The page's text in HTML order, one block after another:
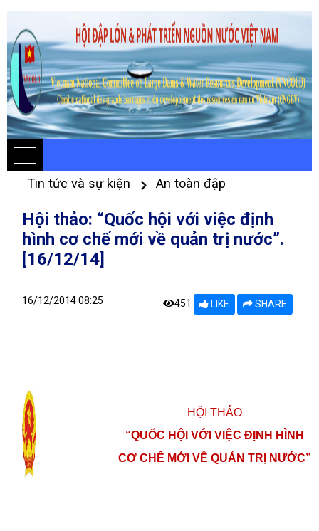
Tin tức và sự kiện An toàn đập
Hội thảo: “Quốc hội với việc định
hình cơ chế mới về quản trị nước”.
[16/12/14]
16/12/2014 08:25 451 LIKE SHARE
HỘI THẢO
“QUỐC HỘI VỚI VIỆC ĐỊNH HÌNH
CƠ CHẾ MỚI VỀ QUẢN TRỊ NƯỚC”